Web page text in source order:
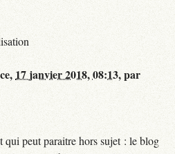
17 janvier 2018, 08:13,par
qui peut paraitre hors sujet : le blog